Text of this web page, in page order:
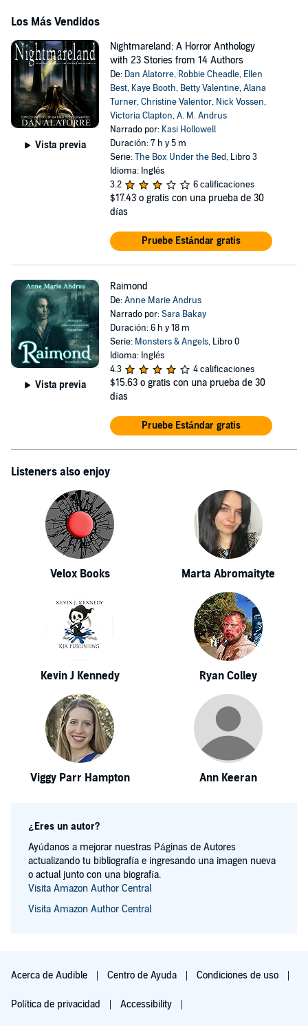
Los Más Vendidos
Vista previa
Nightmareland: A Horror Anthology
with 23 Stories from 14 Authors
De: Dan Alatorre, Robbie Cheadle, Ellen
Best, Kaye Booth, Betty Valentine,Alana
Turner,Christine Valentor, Nick Vossen,
Victoria Clapton,A. M. Andrus
Narrado por: Kasi Hollowell
Duración: 7 h y 5 m
Serie:The Box Under the Bed, Libro 3
Idioma: Inglés
3.2
6 calificaciones
$17.43 o gratis con una prueba de 30
días
Pruebe Estándar gratis
Vista previa
Raimond
De:Anne Marie Andrus
Narrado por:Sara Bakay
Duración: 6 h y 18 m
Serie: Monsters & Angels, Libro 0
Idioma: Inglés
4.3
4 calificaciones
$15.63 o gratis con una prueba de 30
días
Pruebe Estándar gratis
Listeners also enjoy
Velox Books Marta Abromaityte
Kevin J Kennedy Ryan Colley
Viggy Parr Hampton Ann Keeran
¿Eres un autor?
Ayúdanos a mejorar nuestras Páginas de Autores
actualizando tu bibliografía e ingresando una imagen nueva
o actual junto con una biografía.
Visita Amazon Author Central
Visita Amazon Author Central
Acerca de Audible Centro de Ayuda Condiciones de uso
Política de privacidad Accessibility